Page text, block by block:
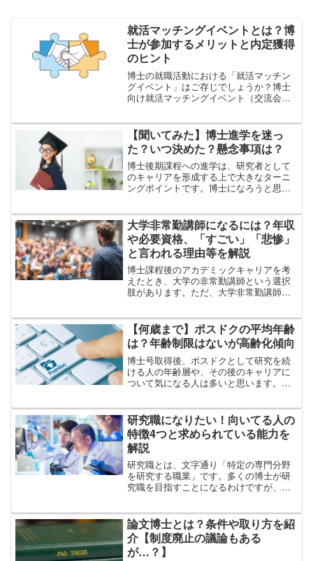
就活マッチングイベントとは？博
士が参加するメリットと内定獲得
のヒント
博士の就職活動における「就活マッチン
グイベント」はご存じでしょうか？博士
向け就活マッチングイベント（交流会や
持つ博士学生を求める企業が「採用を前
提に」参加します。研究内...
【聞いてみた】博士進学を迷っ
た？いつ決めた？懸念事項は？
博士後期課程への進学は、研究者として
のキャリアを形成する上で大きなターニ
ングポイントです。博士になろうと思い
たり、どんなことを悩んでいた…？上記
のような疑問の参考になる...
大学非常勤講師になるには？年収
や必要資格、「すごい」「悲惨」
と言われる理由等を解説
博士課程後のアカデミックキャリアを考
えたとき、大学の非常勤講師という選択
肢があります。ただ、大学非常勤講師に
ングプアで悲惨だ」という声もあるのが
現状です。今回の記事では...
【何歳まで】ポスドクの平均年齢
は？年齢制限はないが高齢化傾向
博士号取得後、ポスドクとして研究を続
ける人の年齢層や、その後のキャリアに
ついて気になる人は多いと思います。ポ
る？高齢ポスドク問題とは？このような
情報を、記事にまとめました...
研究職になりたい！向いてる人の
特徴4つと求められている能力を
解説
研究職とは、文字通り「特定の専門分野
を研究する職業」です。多くの博士が研
究職を目指すことになるわけですが、や
究職に向いている人はどのような特徴を
持っており、また、どのよ...
論文博士とは？条件や取り方を紹
介【制度廃止の議論もある
が…？】